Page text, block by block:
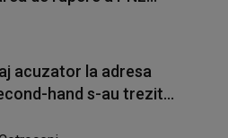
acuzator la adresa
hand s-au trezit...